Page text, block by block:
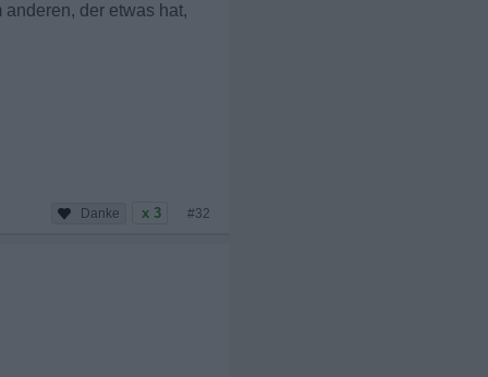
der etwas hat,
x 3 #32